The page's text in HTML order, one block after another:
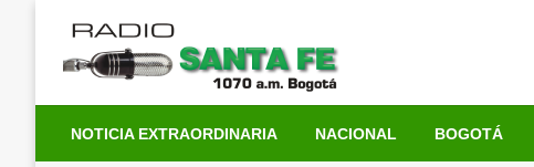
contenido
NOTICIA EXTRAORDINARIA NACIONAL BOGOTÁ